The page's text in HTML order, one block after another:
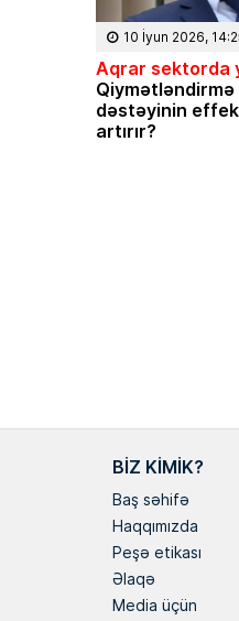
10 İyun 2026,
Aqrar sektorda
dəstəyinin
artırır?
BIZ KIMIK?
Baş səhifə
Haqqımızda
Peşə etikası
Əlaqə
Media üçün